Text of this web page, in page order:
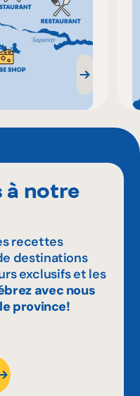
à notre
recettes
destinations
exclusifs et les
avec nous
province!